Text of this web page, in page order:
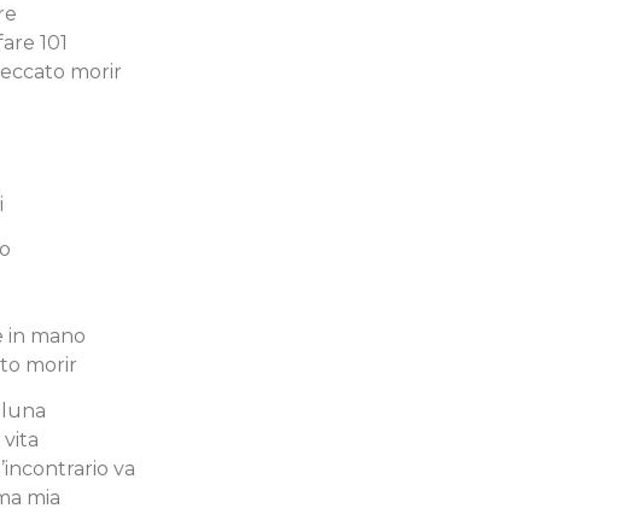
101
morir
in mano
morir
luna
vita
va
mia